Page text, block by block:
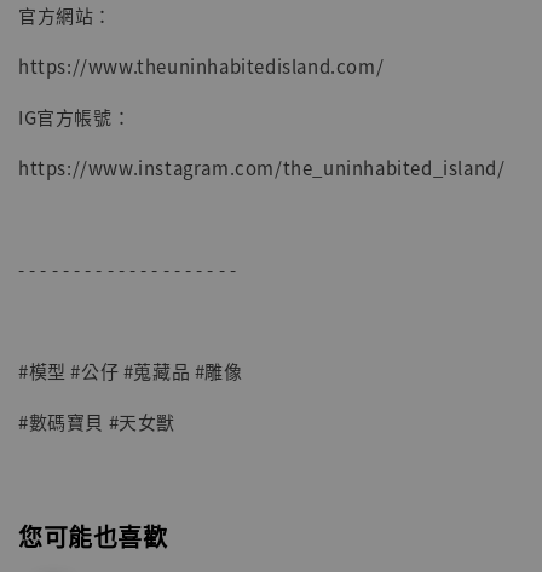
官方網站：
https://www.theuninhabitedisland.com/
IG官方帳號：
https://www.instagram.com/the_uninhabited_island/
- - - - - - - - - - - - - - - - - - - -
#模型 #公仔 #蒐藏品 #雕像
#數碼寶貝 #天女獸
您可能也喜歡